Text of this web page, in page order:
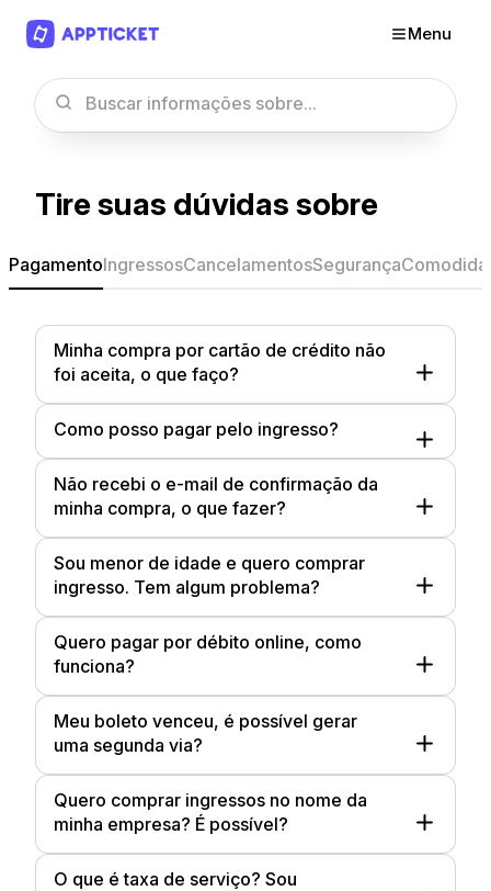
Menu
Tire suas dúvidas sobre
PagamentoIngressosCancelamentosSegurança
Minha compra por cartão de crédito não
foi aceita, o que faço?
Como posso pagar pelo ingresso?
Não recebi o e-mail de confirmação da
minha compra, o que fazer?
Sou menor de idade e quero comprar
ingresso. Tem algum problema?
Quero pagar por débito online, como
funciona?
Meu boleto venceu, é possível gerar
uma segunda via?
Quero comprar ingressos no nome da
minha empresa? É possível?
O que é taxa de serviço? Sou